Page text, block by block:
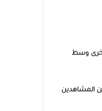
أخرى وسط
المشاهدين